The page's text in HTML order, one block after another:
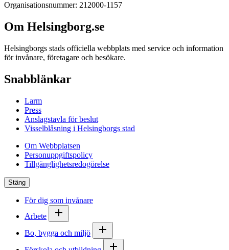
Organisationsnummer: 212000-1157
Om Helsingborg.se
Helsingborgs stads officiella webbplats med service och information
för invånare, företagare och besökare.
Snabblänkar
Larm
Press
Anslagstavla för beslut
Visselblåsning i Helsingborgs stad
Om Webbplatsen
Personuppgiftspolicy
Tillgänglighetsredogörelse
Stäng
För dig som invånare
Arbete
Bo, bygga och miljö